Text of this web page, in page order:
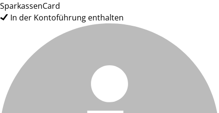
SparkassenCard
In der Kontoführung enthalten